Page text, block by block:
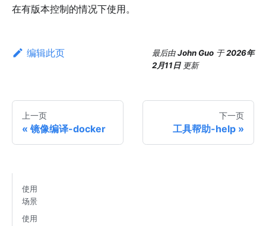
在有版本控制的情况下使用。
编辑此页 最后由John Guo 于2026年
2月11日 更新
上一页
镜像编译-docker
下一页
工具帮助-help
使用
场景
使用